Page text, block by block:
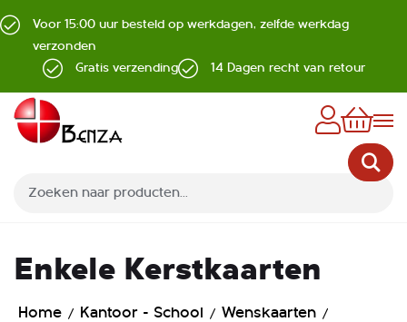
Voor 15:00 uur besteld op werkdagen, zelfde werkdag
verzonden
Gratis verzending
14 Dagen recht van retour
Enkele Kerstkaarten
Home Kantoor - School Wenskaarten